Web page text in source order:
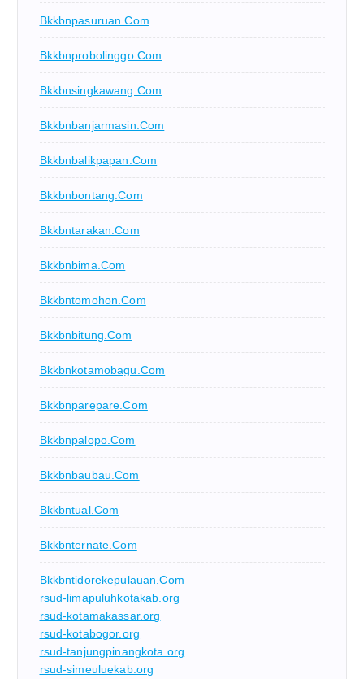
Bkkbnpasuruan.com
Bkkbnprobolinggo.com
Bkkbnsingkawang.com
Bkkbnbanjarmasin.com
Bkkbnbalikpapan.com
Bkkbnbontang.com
Bkkbntarakan.com
Bkkbnbima.com
Bkkbntomohon.com
Bkkbnbitung.com
Bkkbnkotamobagu.com
Bkkbnparepare.com
Bkkbnpalopo.com
Bkkbnbaubau.com
Bkkbntual.com
Bkkbnternate.com
Bkkbntidorekepulauan.com
rsud-limapuluhkotakab.org
rsud-kotamakassar.org
rsud-kotabogor.org
rsud-tanjungpinangkota.org
rsud-simeuluekab.org